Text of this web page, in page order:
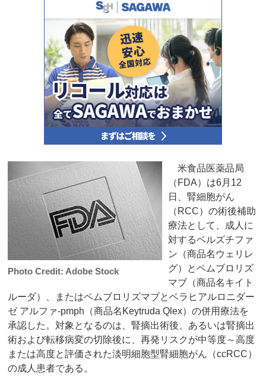
Photo Credit: Adobe Stock
米食品医薬品局
（FDA）は6月12
日、腎細胞がん
（RCC）の術後補助
療法として、成人に
対するベルズチファ
ン（商品名ウェリレ
グ）とペムブロリズ
マブ（商品名キイト
ルーダ）、またはペムブロリズマブとベラヒアルロニダー
ゼ アルファ-pmph（商品名Keytruda Qlex）の併用療法を
承認した。対象となるのは、腎摘出術後、あるいは腎摘出
術および転移病変の切除後に、再発リスクが中等度～高度
または高度と評価された淡明細胞型腎細胞がん（ccRCC）
の成人患者である。